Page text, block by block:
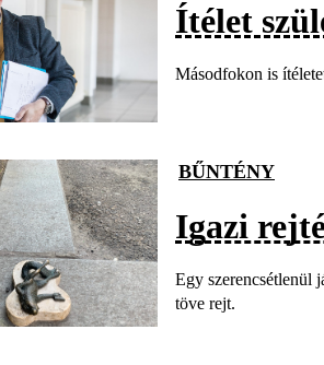
Ítélet
Másodfokon is
BŰNTÉNY
Igazi
Egy szerencsétlenül
töve rejt.